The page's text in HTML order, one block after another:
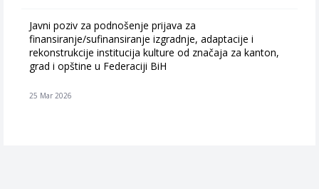
Javni poziv za podnošenje prijava za
finansiranje/sufinansiranje izgradnje, adaptacije i
rekonstrukcije institucija kulture od značaja za kanton,
grad i opštine u Federaciji BiH
25 Mar 2026